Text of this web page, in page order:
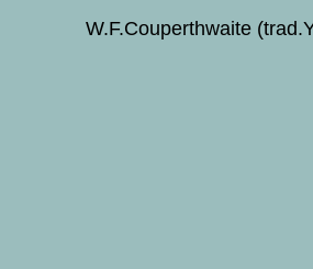
W.F.Couperthwaite